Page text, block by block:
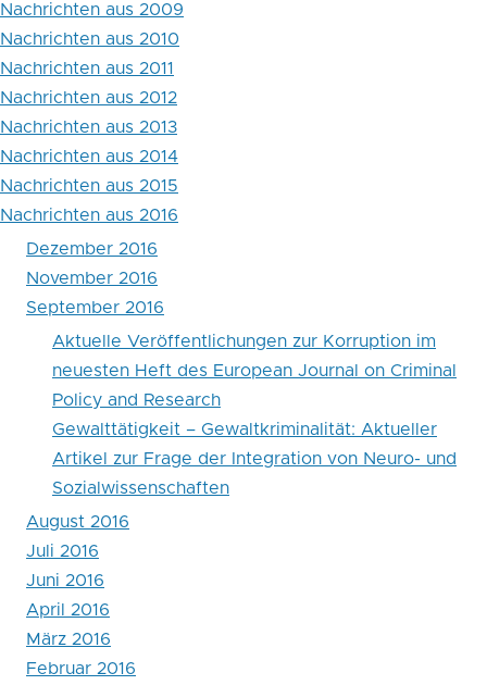
Nachrichten aus 2009
Nachrichten aus 2010
Nachrichten aus 2011
Nachrichten aus 2012
Nachrichten aus 2013
Nachrichten aus 2014
Nachrichten aus 2015
Nachrichten aus 2016
Dezember 2016
November 2016
September 2016
Aktuelle Veröffentlichungen zur Korruption im
neuesten Heft des European Journal on Criminal
Policy and Research
Gewalttätigkeit – Gewaltkriminalität: Aktueller
Artikel zur Frage der Integration von Neuro- und
Sozialwissenschaften
August 2016
Juli 2016
Juni 2016
April 2016
März 2016
Februar 2016